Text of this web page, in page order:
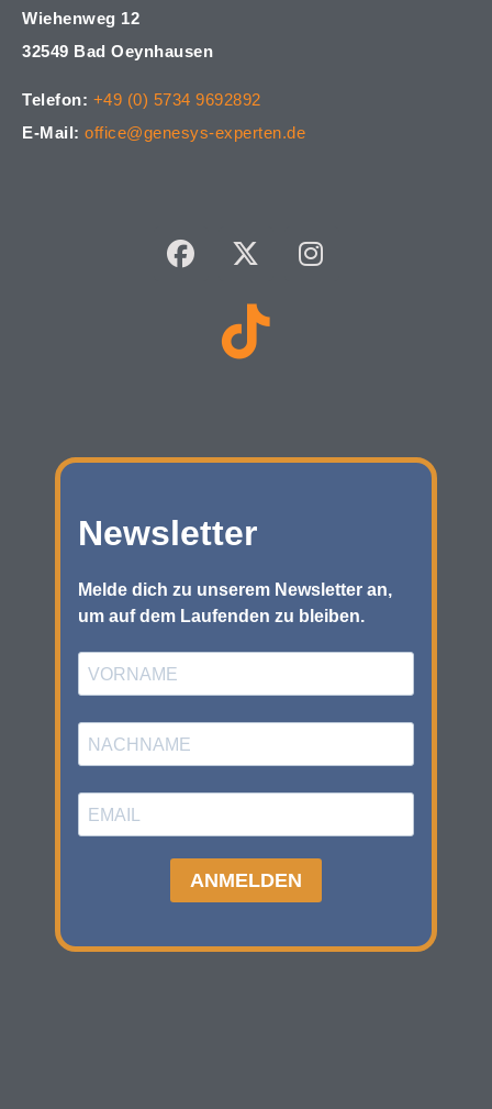
Wiehenweg 12
32549 Bad Oeynhausen
Telefon: +49 (0) 5734 9692892
E-Mail: office@genesys-experten.de